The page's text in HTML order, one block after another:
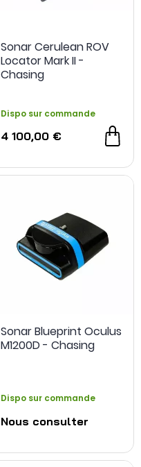
Sonar Cerulean ROV
Locator Mark II -
Chasing
Dispo sur commande
4 100,00 €
Sonar Blueprint Oculus
M1200D - Chasing
Dispo sur commande
Nous consulter